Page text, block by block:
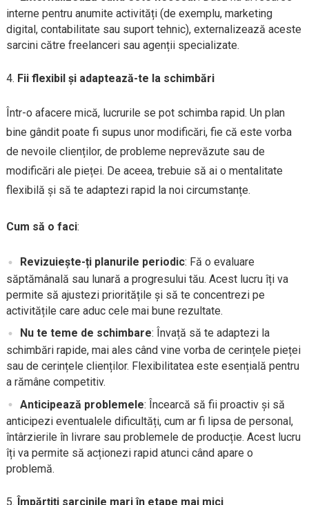
interne pentru anumite activități (de exemplu, marketing
digital, contabilitate sau suport tehnic), externalizează aceste
sarcini către freelanceri sau agenții specializate.
Fii flexibil și adaptează-te la schimbări
Într-o afacere mică, lucrurile se pot schimba rapid. Un plan
bine gândit poate fi supus unor modificări, fie că este vorba
de nevoile clienților, de probleme neprevăzute sau de
modificări ale pieței. De aceea, trebuie să ai o mentalitate
flexibilă și să te adaptezi rapid la noi circumstanțe.
Cum să o faci:
Revizuiește-ți planurile periodic: Fă o evaluare
săptămânală sau lunară a progresului tău. Acest lucru îți va
permite să ajustezi prioritățile și să te concentrezi pe
activitățile care aduc cele mai bune rezultate.
Nu te teme de schimbare: Învață să te adaptezi la
schimbări rapide, mai ales când vine vorba de cerințele pieței
sau de cerințele clienților. Flexibilitatea este esențială pentru
a rămâne competitiv.
Anticipează problemele: Încearcă să fii proactiv și să
anticipezi eventualele dificultăți, cum ar fi lipsa de personal,
întârzierile în livrare sau problemele de producție. Acest lucru
îți va permite să acționezi rapid atunci când apare o
problemă.
Împărțiți sarcinile mari în etape mai mici